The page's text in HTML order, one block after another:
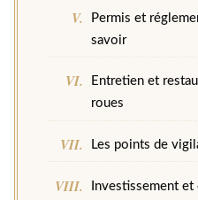
Permis et
savoir
Entretien et
roues
Les points de
Investissement